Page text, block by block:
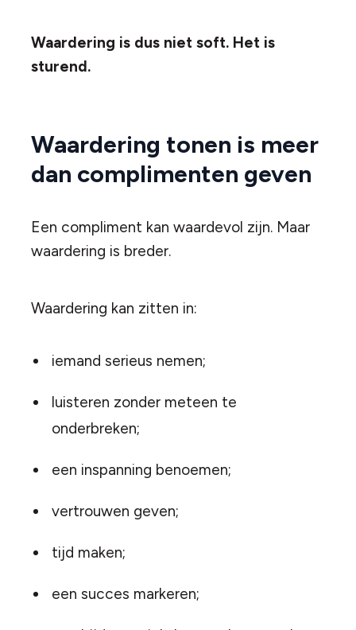
Waardering is dus niet soft. Het is
sturend.
Waardering tonen is meer
dan complimenten geven
Een compliment kan waardevol zijn. Maar
waardering is breder.
Waardering kan zitten in:
iemand serieus nemen;
luisteren zonder meteen te
onderbreken;
een inspanning benoemen;
vertrouwen geven;
tijd maken;
een succes markeren;